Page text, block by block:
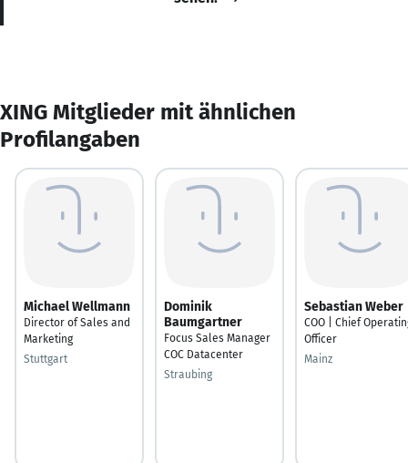
XING Mitglieder mit ähnlichen
Profilangaben
Michael Wellmann
Director of Sales and
Marketing
Stuttgart
Dominik
Baumgartner
Focus Sales Manager
COC Datacenter
Straubing
Sebastian Weber
COO | Chief
Officer
Mainz